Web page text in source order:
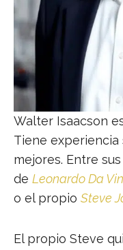
Walter Isaacson
Tiene
mejores. Entre
de Leonardo Da
o el propio Steve
El propio Steve